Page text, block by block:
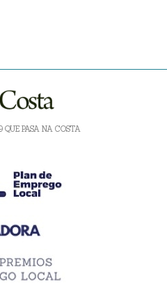
QUE PASA NA COSTA